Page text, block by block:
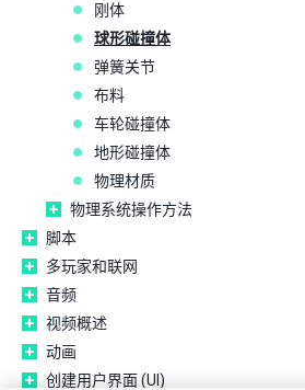
刚体
球形碰撞体
弹簧关节
布料
车轮碰撞体
地形碰撞体
物理材质
物理系统操作方法
脚本
多玩家和联网
音频
视频概述
动画
创建用户界面 (UI)